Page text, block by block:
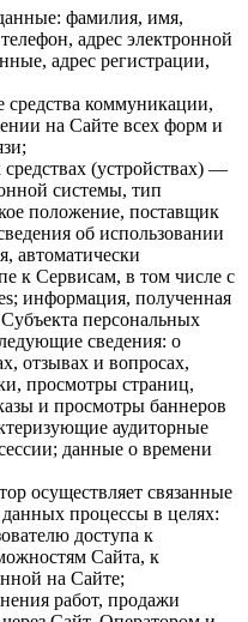
фамилия, имя,
адрес электронной
адрес регистрации,
коммуникации,
на Сайте всех форм и
(устройствах) —
системы, тип
положение, поставщик
об использовании
автоматически
к Сервисам, в том числе с
информация, полученная
Субъекта персональных
сведения: о
отзывах и вопросах,
просмотры страниц,
и просмотры баннеров
аудиторные
данные о времени
осуществляет связанные
процессы в целях:
доступа к
Сайта, к
на Сайте;
работ, продажи